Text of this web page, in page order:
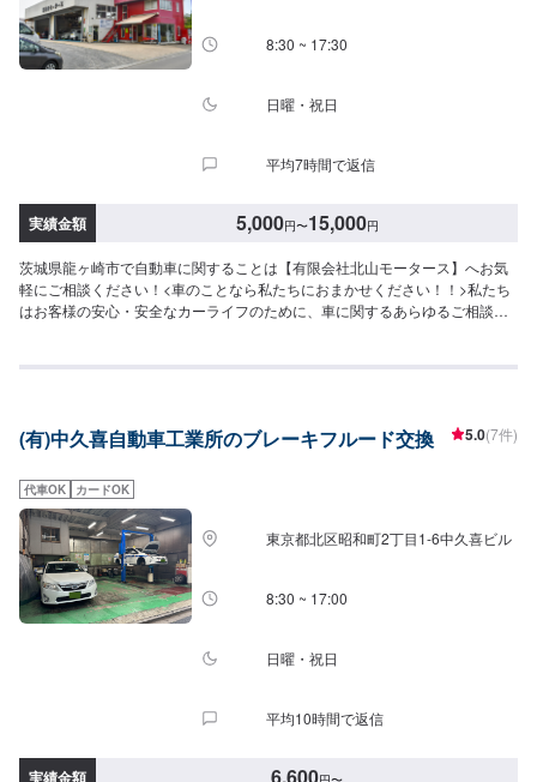
8:30 ~ 17:30
日曜・祝日
平均7時間で返信
実績金額 5,000円〜15,000円
茨城県龍ヶ崎市で自動車に関することは【有限会社北山モータース】へお気
軽にご相談ください！<車のことなら私たちにおまかせください！！>私たち
はお客様の安心・安全なカーライフのために、車に関するあらゆるご相談に
ンス、修理、保険相談まであらゆるご要望にお応えします。これからも信頼
ご納得いただければ作業開始【4】仕上がり次第納車-----納期について-----納
予めご了承ください。-----ご来店時の注意、受付方法-----入庫の際はお気をつ
けてお越しください。駐車スペースは事務所前の空いているスペースに駐車
してください。受付はスタッフへ「メンテモで予約しました」とお伝えくだ
さい。ご案内いたします。【定休日・営業時間】定休日：日曜日、祝日、第
二土曜日営業時間：8:30~17:30
(有)中久喜自動車工業所のブレーキフルード交換 5.0(7件)
代車OK カードOK
東京都北区昭和町2丁目1-6中久喜ビル
8:30 ~ 17:00
日曜・祝日
平均10時間で返信
実績金額 6,600